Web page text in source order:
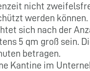
nicht
werden können.
sich nach der
5 qm groß sein.
betragen.
Kantine im